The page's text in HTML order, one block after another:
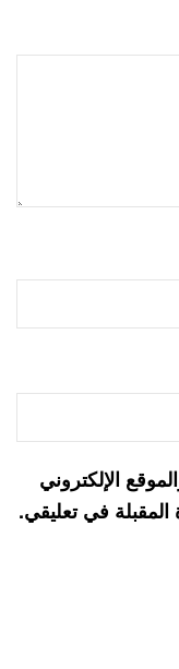
الإلكتروني
في تعليقي.